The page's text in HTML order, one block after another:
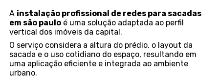
A instalação profissional de redes para sacadas
em são paulo é uma solução adaptada ao perfil
vertical dos imóveis da capital.
O serviço considera a altura do prédio, o layout da
sacada e o uso cotidiano do espaço, resultando em
uma aplicação eficiente e integrada ao ambiente
urbano.